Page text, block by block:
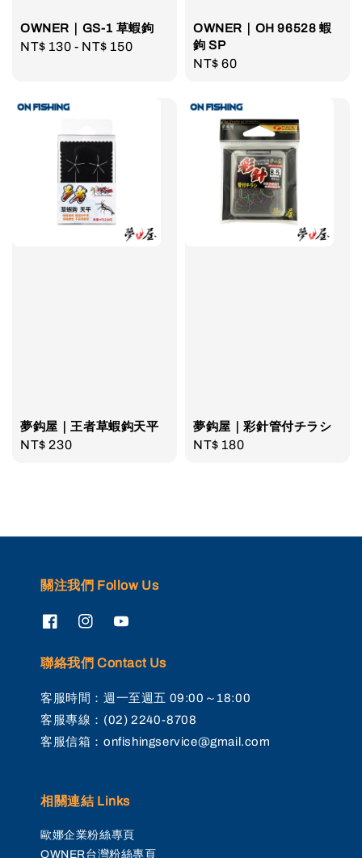
OWNER｜GS-1 草蝦鉤
Regular
NT$ 130 - NT$ 150
OWNER｜OH 96528 蝦
鉤 SP
Regular
NT$ 60
夢鈎屋｜王者草蝦鈎天平
Regular
NT$ 230
夢鈎屋｜彩針管付チラシ
Regular
NT$ 180
關注我們 Follow Us
聯絡我們 Contact Us
客服時間：週一至週五 09:00～18:00
客服專線：(02) 2240-8708
客服信箱：onfishingservice@gmail.com
相關連結 Links
歐娜企業粉絲專頁
OWNER台灣粉絲專頁